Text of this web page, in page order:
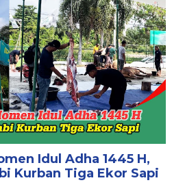
Idul Adha 1445 H,
Kurban Tiga Ekor Sapi